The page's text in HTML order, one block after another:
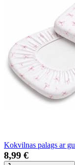
Kokvilnas palags ar
8,99 €